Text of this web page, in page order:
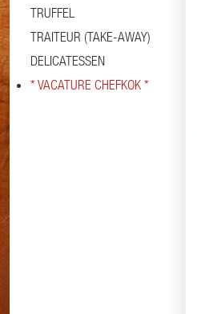
TRUFFEL
TRAITEUR (TAKE-AWAY)
DELICATESSEN
* VACATURE CHEFKOK *